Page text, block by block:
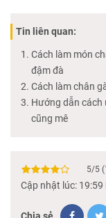
Tin liên quan:
Cách làm món
đậm đà
Cách làm chân
Hướng dẫn cách
cũng mê
5/5 (1
Cập nhật lúc:
Chia sẻ